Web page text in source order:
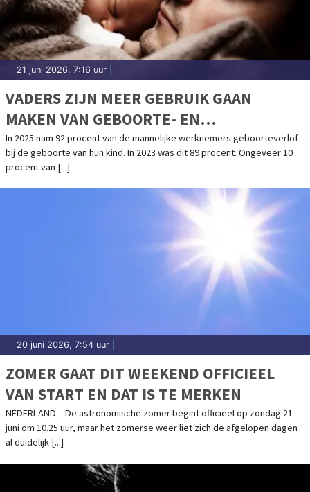
21 juni 2026, 7:16 uur
VADERS ZIJN MEER GEBRUIK GAAN
MAKEN VAN GEBOORTE- EN
OUDERSCHAPSVERLOF
In 2025 nam 92 procent van de mannelijke werknemers geboorteverlof
bij de geboorte van hun kind. In 2023 was dit 89 procent. Ongeveer 10
procent van [...]
20 juni 2026, 7:54 uur
ZOMER GAAT DIT WEEKEND OFFICIEEL
VAN START EN DAT IS TE MERKEN
NEDERLAND – De astronomische zomer begint officieel op zondag 21
juni om 10.25 uur, maar het zomerse weer liet zich de afgelopen dagen
al duidelijk [...]